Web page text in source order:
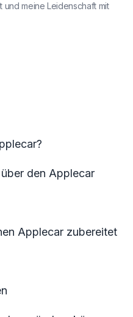
meine Leidenschaft mit
den Applecar
Applecar zubereitet